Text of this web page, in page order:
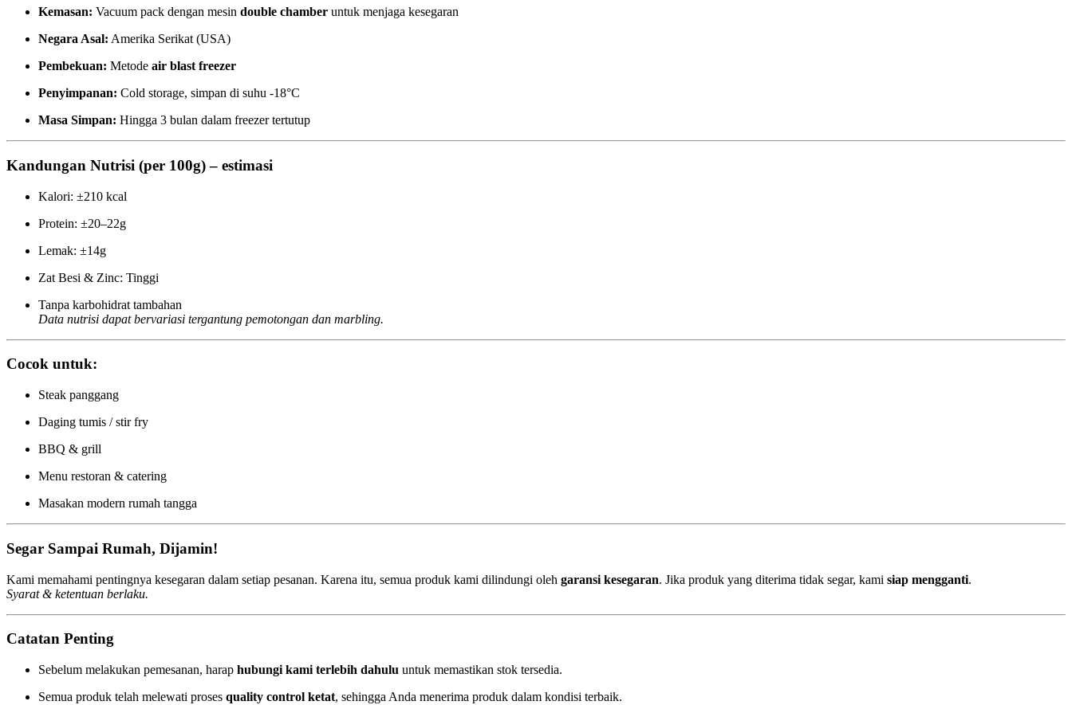
Kemasan: Vacuum pack dengan mesin double chamber untuk menjaga kesegaran
Negara Asal: Amerika Serikat (USA)
Pembekuan: Metode air blast freezer
Penyimpanan: Cold storage, simpan di suhu -18°C
Masa Simpan: Hingga 3 bulan dalam freezer tertutup
Kandungan Nutrisi (per 100g) – estimasi
Kalori: ±210 kcal
Protein: ±20–22g
Lemak: ±14g
Zat Besi & Zinc: Tinggi
Tanpa karbohidrat tambahan
Data nutrisi dapat bervariasi tergantung pemotongan dan marbling.
Cocok untuk:
Steak panggang
Daging tumis / stir fry
BBQ & grill
Menu restoran & catering
Masakan modern rumah tangga
Segar Sampai Rumah, Dijamin!
Kami memahami pentingnya kesegaran dalam setiap pesanan. Karena itu, semua produk kami dilindungi oleh garansi kesegaran. Jika produk yang diterima tidak segar, kami siap mengganti.
Syarat & ketentuan berlaku.
Catatan Penting
Sebelum melakukan pemesanan, harap hubungi kami terlebih dahulu untuk memastikan stok tersedia.
Semua produk telah melewati proses quality control ketat, sehingga Anda menerima produk dalam kondisi terbaik.